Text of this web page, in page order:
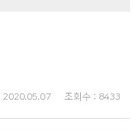
2020.05.07 조회수 : 8433